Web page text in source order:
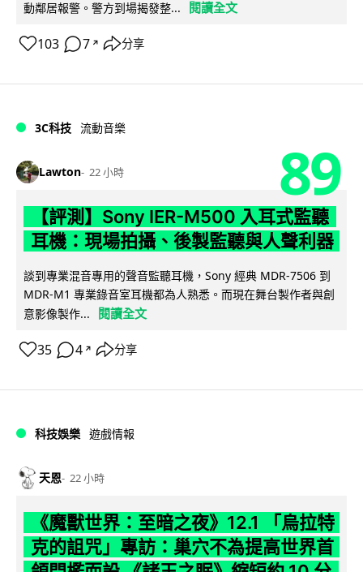
動鄰居報警。警方到場揭發整... 閱讀全文
103 7 ↗ 分享
3C科技 流動音樂
Lawton 22 小時 89
【評測】Sony IER-M500 入耳式監聽
耳機：現場拍攝、後製監聽與人聲利器
談到專業混音專用的聲音監聽耳機，Sony 經典 MDR-7506 到
MDR-M1 專業錄音室耳機都為人熟悉。而現在舞台製作者與創
意影像製作...
閱讀全文
35 4 ↗ 分享
科技娛樂 遊戲情報
天恩 22 小時
《魔獸世界：至暗之夜》12.1 「烏拉特
克的詛咒」專訪：巢穴不為提高世界首